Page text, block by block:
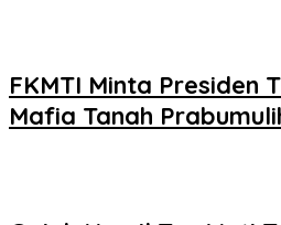
FKMTI Minta Presiden
Mafia Tanah